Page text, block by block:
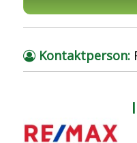
Kontaktperson: